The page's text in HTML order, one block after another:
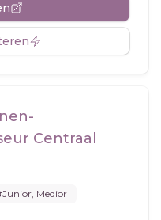
Centraal
Junior, Medior